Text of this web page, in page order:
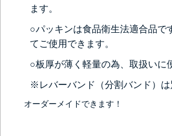
ます。
○パッキンは食品衛生法適合品で
てご使用できます。
○板厚が薄く軽量の為、取扱いに
※レバーバンド（分割バンド）は
オーダーメイドできます！